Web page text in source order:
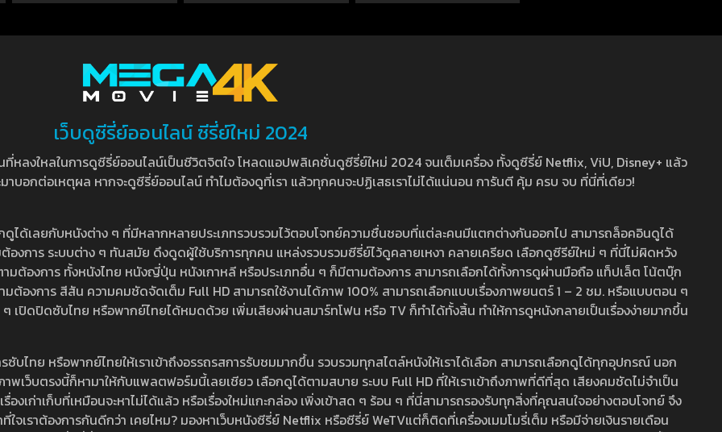
เว็บดูซีรี่ย์ออนไลน์ ซีรี่ย์ใหม่ 2024
ลงใหลในการดูซีรี่ย์ออนไลน์เป็นชีวิตจิตใจ โหลดแอปพลิเคชั่นดูซีรี่ย์ใหม่ 2024 จนเต็มเครื่อง ทั้งดูซีรี่ย์ Netflix, ViU, Disney+ แล้ว
มาบอกต่อเหตุผล หากจะดูซีรี่ย์ออนไลน์ ทำไมต้องดูที่เรา แล้วทุกคนจะปฏิเสธเราไม่ได้แน่นอน การันตี คุ้ม ครบ จบ ที่นี่ที่เดียว!
ได้เลยกับหนังต่าง ๆ ที่มีหลากหลายประเภทรวบรวมไว้ตอบโจทย์ความชื่นชอบที่แต่ละคนมีแตกต่างกันออกไป สามารถล็อคอินดูได้
องการ ระบบต่าง ๆ ทันสมัย ดึงดูดผู้ใช้บริการทุกคน แหล่งรวบรวมซีรี่ย์ไว้ดูคลายเหงา คลายเครียด เลือกดูซีรีย์ใหม่ ๆ ที่นี่ไม่ผิดหวัง
ต้องการ ทั้งหนังไทย หนังญี่ปุ่น หนังเกาหลี หรือประเภทอื่น ๆ ก็มีตามต้องการ สามารถเลือกได้ทั้งการดูผ่านมือถือ แท็ปเล็ต โน้ตบุ๊ก
ต้องการ สีสัน ความคมชัดจัดเต็ม Full HD สามารถใช้งานได้ภาพ 100% สามารถเลือกแบบเรื่องภาพยนตร์ 1 – 2 ชม. หรือแบบตอน ๆ
เปิดปิดซับไทย หรือพากย์ไทยได้หมดด้วย เพิ่มเสียงผ่านสมาร์ทโฟน หรือ TV ก็ทำได้ทั้งสิ้น ทำให้การดูหนังกลายเป็นเรื่องง่ายมากขึ้น
ไทย หรือพากย์ไทยให้เราเข้าถึงอรรถรสการรับชมมากขึ้น รวบรวมทุกสไตล์หนังให้เราได้เลือก สามารถเลือกดูได้ทุกอุปกรณ์ นอก
ว็บตรงนี้ก็หามาให้กับแพลตฟอร์มนี้เลยเชียว เลือกดูได้ตามสบาย ระบบ Full HD ที่ให้เราเข้าถึงภาพที่ดีที่สุด เสียงคมชัดไม่จำเป็น
งเก่าเก็บที่เหมือนจะหาไม่ได้แล้ว หรือเรื่องใหม่แกะกล่อง เพิ่งเข้าสด ๆ ร้อน ๆ ที่นี่สามารถรองรับทุกสิ่งที่คุณสนใจอย่างตอบโจทย์ จึง
จเราต้องการกันดีกว่า เคยไหม? มองหาเว็บหนังซีรี่ย์ Netflix หรือซีรี่ย์ WeTVแต่ก็ติดที่เครื่องเมมโมรี่เต็ม หรือมีจ่ายเงินรายเดือน